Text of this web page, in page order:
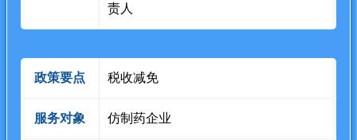
责人
政策要点 税收减免
服务对象 仿制药企业